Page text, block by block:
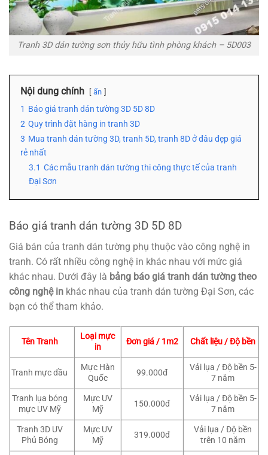
Tranh 3D dán tường sơn thủy hữu tình phòng khách – 5D003
Nội dung chính ẩn
1 Báo giá tranh dán tường 3D 5D 8D
2 Quy trình đặt hàng in tranh 3D
3 Mua tranh dán tường 3D, tranh 5D, tranh 8D ở đâu đẹp giá
rẻ nhất
3.1 Các mẫu tranh dán tường thi công thực tế của tranh
Đại Sơn
Báo giá tranh dán tường 3D 5D 8D
Giá bán của tranh dán tường phụ thuộc vào công nghệ in
tranh. Có rất nhiều công nghệ in khác nhau với mức giá
khác nhau. Dưới đây là bảng báo giá tranh dán tường theo
công nghệ in khác nhau của tranh dán tường Đại Sơn, các
bạn có thể tham khảo.
Tên Tranh
Loại mực
in
Đơn giá / 1m2 Chất liệu / Độ bền
Tranh mực dầu
Mực Hàn
Quốc
99.000đ
Vải lụa / Độ bền 5-
7 năm
Tranh lụa bóng
mực UV Mỹ
Mực UV
Mỹ
150.000đ
Vải lụa / Độ bền 5-
7 năm
Tranh 3D UV
Phủ Bóng
Mực UV
Mỹ
319.000đ
Vải lụa / Độ bền
trên 10 năm